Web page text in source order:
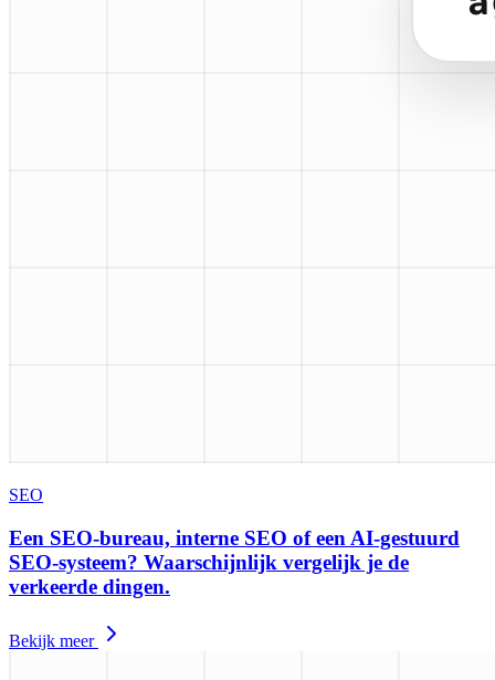
SEO
Een SEO-bureau, interne SEO of een AI-gestuurd
SEO-systeem? Waarschijnlijk vergelijk je de
verkeerde dingen.
Bekijk meer